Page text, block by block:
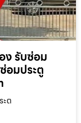
ง รับซ่อม
อมประตู
ะต